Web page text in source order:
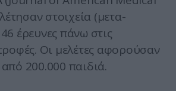
στοιχεία (μετα-
έρευνες πάνω στις
Οι μελέτες αφορούσαν
200.000 παιδιά.